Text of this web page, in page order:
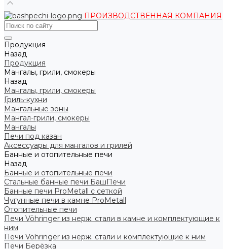
ПРОИЗВОДСТВЕННАЯ КОМПАНИЯ
Продукция
Назад
Продукция
Мангалы, грили, смокеры
Назад
Мангалы, грили, смокеры
Гриль-кухни
Мангальные зоны
Мангал-грили, смокеры
Мангалы
Печи под казан
Аксессуары для мангалов и грилей
Банные и отопительные печи
Назад
Банные и отопительные печи
Стальные банные печи БашПечи
Банные печи ProMetall с сеткой
Чугунные печи в камне ProMetall
Отопительные печи
Печи Vöhringer из нерж. стали в камне и комплектующие к
ним
Печи Vöhringer из нерж. стали и комплектующие к ним
Печи Берёзка